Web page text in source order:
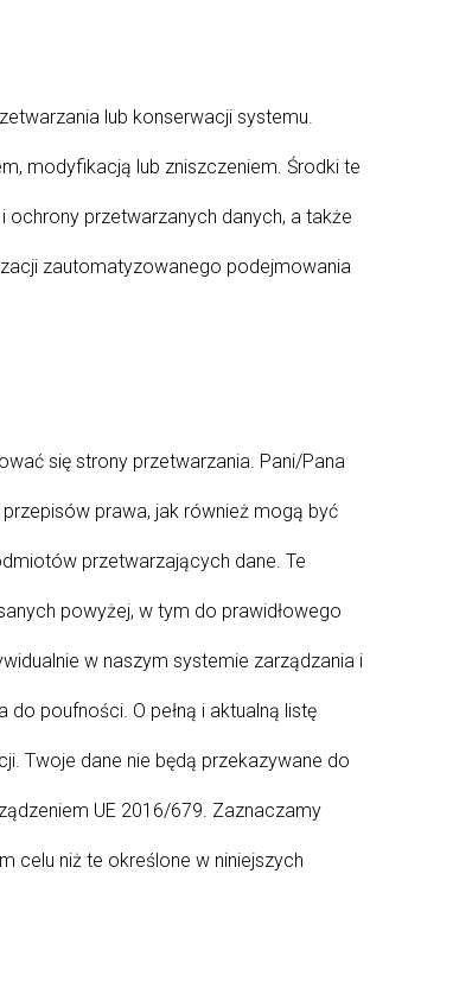
lub konserwacji systemu.
modyfikacją lub zniszczeniem. Środki te
ochrony przetwarzanych danych, a także
zautomatyzowanego podejmowania
się strony przetwarzania. Pani/Pana
prawa, jak również mogą być
przetwarzających dane. Te
powyżej, w tym do prawidłowego
w naszym systemie zarządzania i
poufności. O pełną i aktualną listę
Twoje dane nie będą przekazywane do
UE 2016/679. Zaznaczamy
celu niż te określone w niniejszych